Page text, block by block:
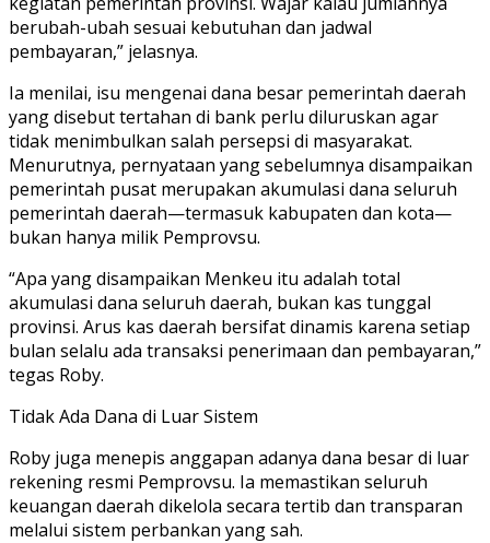
berubah-ubah sesuai kebutuhan dan jadwal
pembayaran,” jelasnya.
Ia menilai, isu mengenai dana besar pemerintah daerah
yang disebut tertahan di bank perlu diluruskan agar
tidak menimbulkan salah persepsi di masyarakat.
Menurutnya, pernyataan yang sebelumnya disampaikan
pemerintah pusat merupakan akumulasi dana seluruh
pemerintah daerah—termasuk kabupaten dan kota—
bukan hanya milik Pemprovsu.
“Apa yang disampaikan Menkeu itu adalah total
akumulasi dana seluruh daerah, bukan kas tunggal
provinsi. Arus kas daerah bersifat dinamis karena setiap
bulan selalu ada transaksi penerimaan dan pembayaran,”
tegas Roby.
Tidak Ada Dana di Luar Sistem
Roby juga menepis anggapan adanya dana besar di luar
rekening resmi Pemprovsu. Ia memastikan seluruh
keuangan daerah dikelola secara tertib dan transparan
melalui sistem perbankan yang sah.